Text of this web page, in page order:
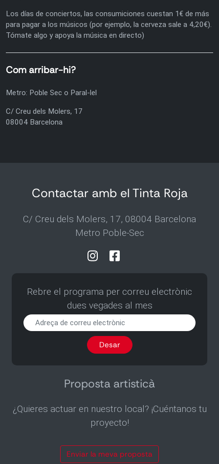
Los días de conciertos, las consumiciones cuestan 1€ de más
para pagar a los músicos (por ejemplo, la cerveza sale a 4,20€).
Tómate algo y apoya la música en directo)
Com arribar-hi?
Metro: Poble Sec o Paral-lel
C/ Creu dels Molers, 17
08004 Barcelona
Contactar amb el Tinta Roja
C/ Creu dels Molers, 17, 08004 Barcelona
Metro Poble-Sec
Rebre el programa per correu electrònic
dues vegades al mes
Rebre
programa
per
vegades
mes
Desar
Proposta artisticà
¿Quieres actuar en nuestro local? ¡Cuéntanos tu
proyecto!
Enviar la meva proposta